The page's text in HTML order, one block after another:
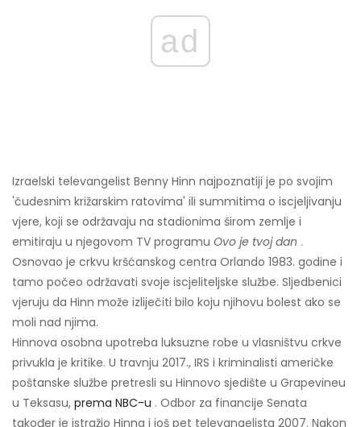
ad
Izraelski televangelist Benny Hinn najpoznatiji je po svojim
'čudesnim križarskim ratovima' ili summitima o iscjeljivanju
vjere, koji se održavaju na stadionima širom zemlje i
emitiraju u njegovom TV programu Ovo je tvoj dan .
Osnovao je crkvu kršćanskog centra Orlando 1983. godine i
tamo počeo održavati svoje iscjeliteljske službe. Sljedbenici
vjeruju da Hinn može izliječiti bilo koju njihovu bolest ako se
moli nad njima.
Hinnova osobna upotreba luksuzne robe u vlasništvu crkve
privukla je kritike. U travnju 2017., IRS i kriminalisti američke
poštanske službe pretresli su Hinnovo sjedište u Grapevineu
u Teksasu, prema NBC-u . Odbor za financije Senata
također je istražio Hinna i još pet televangelista 2007. Nakon